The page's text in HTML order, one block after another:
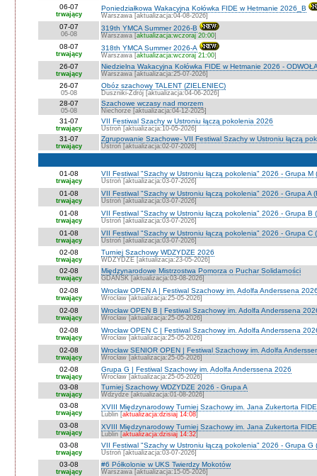
06-07
trwający
Poniedziałkowa Wakacyjna Kołówka FIDE w Hetmanie 2026_B
Warszawa [aktualizacja:04-08-2026]
07-07
06-08
319th YMCA Summer 2026-B
Warszawa [aktualizacja:wczoraj 20:00]
08-07
trwający
318th YMCA Summer 2026-A
Warszawa [aktualizacja:wczoraj 21:00]
26-07
trwający
Niedzielna Wakacyjna Kołówka FIDE w Hetmanie 2026 -
Warszawa [aktualizacja:25-07-2026]
26-07
05-08
Obóz szachowy TALENT (ZIELENIEC)
Duszniki-Zdrój [aktualizacja:04-06-2026]
28-07
05-08
Szachowe wczasy nad morzem
Niechorze [aktualizacja:04-12-2025]
31-07
trwający
VII Festiwal Szachy w Ustroniu łączą pokolenia 2026
Ustroń [aktualizacja:10-05-2026]
31-07
trwający
Zgrupowanie Szachowe- VII Festiwal Szachy w Ustroniu łączą
Ustroń [aktualizacja:02-07-2026]
01-08
trwający
VII Festiwal "Szachy w Ustroniu łączą pokolenia" 2026 - Grupa M
Ustroń [aktualizacja:03-07-2026]
01-08
trwający
VII Festiwal "Szachy w Ustroniu łączą pokolenia" 2026 - Grupa A
Ustroń [aktualizacja:03-07-2026]
01-08
trwający
VII Festiwal "Szachy w Ustroniu łączą pokolenia" 2026 - Grupa B
Ustroń [aktualizacja:03-07-2026]
01-08
trwający
VII Festiwal "Szachy w Ustroniu łączą pokolenia" 2026 - Grupa C
Ustroń [aktualizacja:03-07-2026]
02-08
trwający
Turniej Szachowy WDZYDZE 2026
WDZYDZE [aktualizacja:23-05-2026]
02-08
trwający
Międzynarodowe Mistrzostwa Pomorza o Puchar Solidarności
GDAŃSK [aktualizacja:03-08-2026]
02-08
trwający
Wrocław OPEN A | Festiwal Szachowy im. Adolfa Anderssena
Wrocław [aktualizacja:25-05-2026]
02-08
trwający
Wrocław OPEN B | Festiwal Szachowy im. Adolfa Anderssena
Wrocław [aktualizacja:25-05-2026]
02-08
trwający
Wrocław OPEN C | Festiwal Szachowy im. Adolfa Anderssena
Wrocław [aktualizacja:25-05-2026]
02-08
trwający
Wrocław SENIOR OPEN | Festiwal Szachowy im. Adolfa
Wrocław [aktualizacja:25-05-2026]
02-08
trwający
Grupa G | Festiwal Szachowy im. Adolfa Anderssena 2026
Wrocław [aktualizacja:25-05-2026]
03-08
trwający
Turniej Szachowy WDZYDZE 2026 - Grupa A
Wdzydze [aktualizacja:01-08-2026]
03-08
trwający
XVIII Międzynarodowy Turniej Szachowy im. Jana Zukertorta
Lublin [aktualizacja:dzisiaj 14:08]
03-08
trwający
XVIII Międzynarodowy Turniej Szachowy im. Jana Zukertorta
Lublin [aktualizacja:dzisiaj 14:32]
03-08
trwający
VII Festiwal "Szachy w Ustroniu łączą pokolenia" 2026 - Grupa G
Ustroń [aktualizacja:03-07-2026]
03-08
trwający
#6 Półkolonie w UKS Twierdzy Mokotów
Warszawa [aktualizacja:15-05-2026]